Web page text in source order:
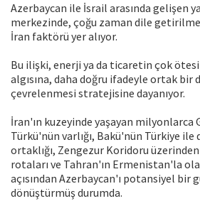
Azerbaycan ile İsrail arasında gelişen
merkezinde, çoğu zaman dile
İran faktörü yer alıyor.
Bu ilişki, enerji ya da ticaretin çok
algısına, daha doğru ifadeyle ortak bir
çevrelenmesi stratejisine dayanıyor.
İran'ın kuzeyinde yaşayan milyonlarca
Türkü'nün varlığı, Bakü'nün Türkiye
ortaklığı, Zengezur Koridoru
rotaları ve Tahran'ın Ermenistan'la
açısından Azerbaycan'ı potansiyel bir
dönüştürmüş durumda.